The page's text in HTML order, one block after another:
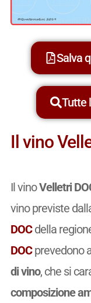
Salva
Tutte
Il vino
Il vinoVelletri
vino previste
DOCdella
DOCprevedono
di vino, che si
composizione